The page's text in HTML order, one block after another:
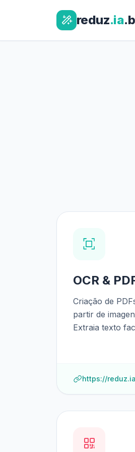
reduz.ia
OCR &
Criação de
partir de
Extraia texto
https://